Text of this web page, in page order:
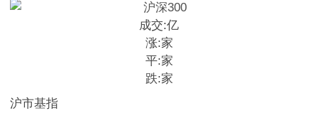
成交:亿
涨:家
平:家
跌:家
沪市基指